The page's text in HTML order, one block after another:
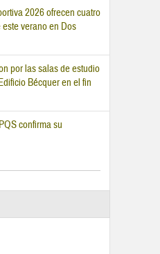
2026 ofrecen cuatro
verano en Dos
por las salas de estudio
Bécquer en el fin
confirma su